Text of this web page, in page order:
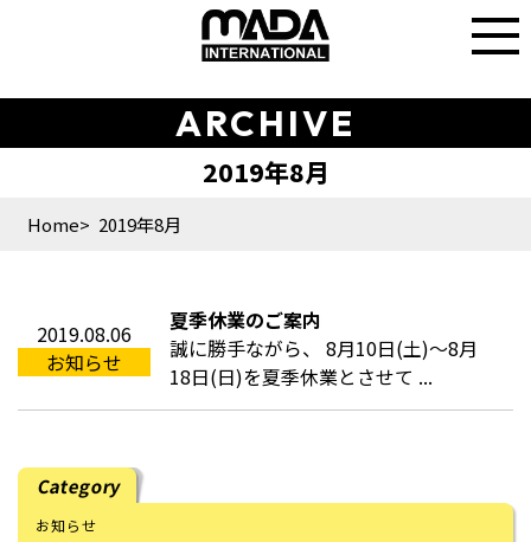
ARCHIVE
Home 2019年8月
2019.08.06
お知らせ
夏季休業のご案内
誠に勝手ながら、 8月10日(土)～8月
18日(日)を夏季休業とさせて ...
Category
お知らせ